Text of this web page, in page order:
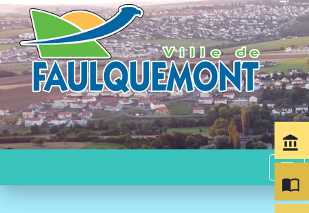
menu
account_balance
import_contacts